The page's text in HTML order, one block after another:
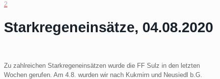
2
Starkregeneinsätze, 04.08.2020
Zu zahlreichen Starkregeneinsätzen wurde die FF Sulz in den letzten
Wochen gerufen. Am 4.8. wurden wir nach Kukmirn und Neusiedl b.G.